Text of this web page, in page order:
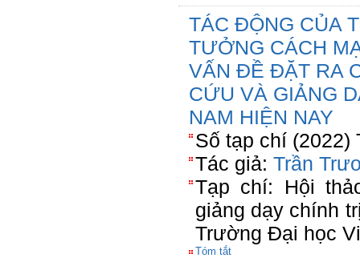
TÁC ĐỘNG CỦA
TƯỞNG CÁCH
VẤN ĐỀ ĐẶT RA
CỨU VÀ GIẢNG
NAM HIỆN NAY
Số tạp chí (2022)
Tác giả: Trần
Tạp chí: Hội
giảng dạy chính
Trường Đại học
Tóm tắt